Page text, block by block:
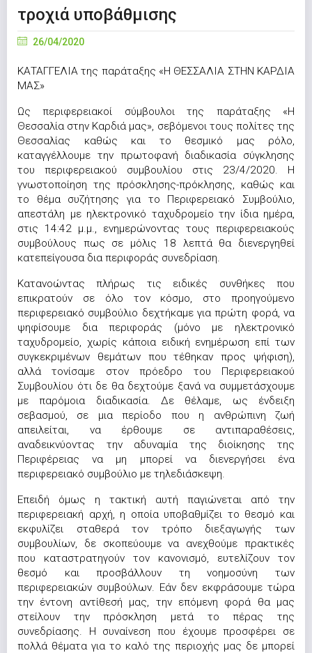
τροχιά υποβάθμισης
26/04/2020
ΚΑΤΑΓΓΕΛΙΑ της παράταξης «Η ΘΕΣΣΑΛΙΑ ΣΤΗΝ ΚΑΡΔΙΑ
ΜΑΣ»
Ως περιφερειακοί σύμβουλοι της παράταξης «Η
Θεσσαλία στην Καρδιά μας», σεβόμενοι τους πολίτες της
Θεσσαλίας καθώς και το θεσμικό μας ρόλο,
καταγγέλλουμε την πρωτοφανή διαδικασία σύγκλησης
του περιφερειακού συμβουλίου στις 23/4/2020. Η
γνωστοποίηση της πρόσκλησης-πρόκλησης, καθώς και
το θέμα συζήτησης για το Περιφερειακό Συμβούλιο,
απεστάλη με ηλεκτρονικό ταχυδρομείο την ίδια ημέρα,
στις 14:42 μ.μ., ενημερώνοντας τους περιφερειακούς
συμβούλους πως σε μόλις 18 λεπτά θα διενεργηθεί
κατεπείγουσα δια περιφοράς συνεδρίαση.
Κατανοώντας πλήρως τις ειδικές συνθήκες που
επικρατούν σε όλο τον κόσμο, στο προηγούμενο
περιφερειακό συμβούλιο δεχτήκαμε για πρώτη φορά, να
ψηφίσουμε δια περιφοράς (μόνο με ηλεκτρονικό
ταχυδρομείο, χωρίς κάποια ειδική ενημέρωση επί των
συγκεκριμένων θεμάτων που τέθηκαν προς ψήφιση),
αλλά τονίσαμε στον πρόεδρο του Περιφερειακού
Συμβουλίου ότι δε θα δεχτούμε ξανά να συμμετάσχουμε
με παρόμοια διαδικασία. Δε θέλαμε, ως ένδειξη
σεβασμού, σε μια περίοδο που η ανθρώπινη ζωή
απειλείται, να έρθουμε σε αντιπαραθέσεις,
αναδεικνύοντας την αδυναμία της διοίκησης της
Περιφέρειας να μη μπορεί να διενεργήσει ένα
περιφερειακό συμβούλιο με τηλεδιάσκεψη.
Επειδή όμως η τακτική αυτή παγιώνεται από την
περιφερειακή αρχή, η οποία υποβαθμίζει το θεσμό και
εκφυλίζει σταθερά τον τρόπο διεξαγωγής των
συμβουλίων, δε σκοπεύουμε να ανεχθούμε πρακτικές
που καταστρατηγούν τον κανονισμό, ευτελίζουν τον
θεσμό και προσβάλλουν τη νοημοσύνη των
περιφερειακών συμβούλων. Εάν δεν εκφράσουμε τώρα
την έντονη αντίθεσή μας, την επόμενη φορά θα μας
στείλουν την πρόσκληση μετά το πέρας της
συνεδρίασης. Η συναίνεση που έχουμε προσφέρει σε
πολλά θέματα για το καλό της περιοχής μας δε μπορεί